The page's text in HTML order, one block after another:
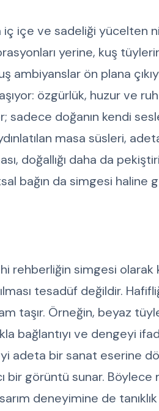
içe ve sadeliği yücelten
yerine, kuş
ambiyanslar ön plana
özgürlük, huzur ve
sadece doğanın kendi
masa süsleri,
doğallığı daha da
bağın da simgesi haline
rehberliğin simgesi olarak
tesadüf değildir.
taşır. Örneğin, beyaz
bağlantıyı ve dengeyi
adeta bir sanat eserine
bir görüntü sunar. Böylece
deneyimine de